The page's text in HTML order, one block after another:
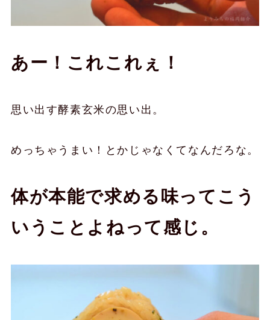
あー！これこれぇ！
思い出す酵素玄米の思い出。
めっちゃうまい！とかじゃなくてなんだろな。
体が本能で求める味ってこう
いうことよねって感じ。